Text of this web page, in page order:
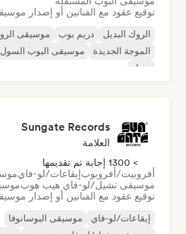
توقيع عقود مع الفنانين أو إصدار
الروك البديل دريم بوب
موسيقى
الموجة الجديدة
موسيقى البوب السول
سول
Sungate Records
العلامة
> 1300 إجابة تم تقديمها
أفروبيت/أفروبوبإيقاعات/لو-فاي
موسيقى تشيل/لو-فاي هيب هوب
توقيع عقود مع الفنانين أو إصدار
إيقاعات/لو-فاي
موسيقى البوسانوفا